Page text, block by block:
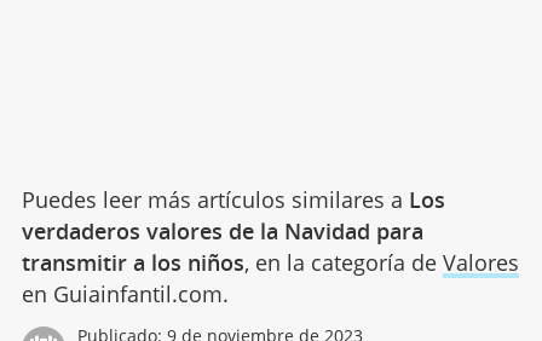
Puedes leer más artículos similares a Los
verdaderos valores de la Navidad para
transmitir a los niños, en la categoría de Valores
en Guiainfantil.com.
Publicado: 9 de noviembre de 2023